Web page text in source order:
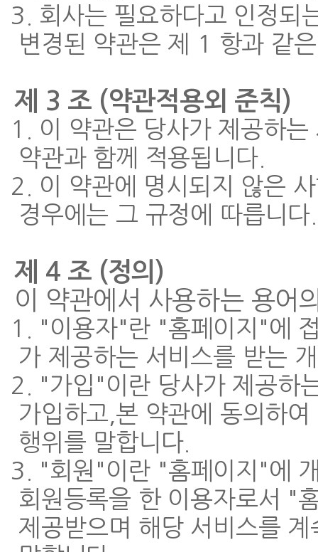
3. 회사는 필요하다고 인정되
변경된 약관은 제 1 항과 같
제 3 조 (약관적용외 준칙)
1. 이 약관은 당사가 제공하
약관과 함께 적용됩니다.
2. 이 약관에 명시되지 않은
경우에는 그 규정에 따릅니다.
제 4 조 (정의)
이 약관에서 사용하는 용어
1. "이용자"란 "홈페이지"에
가 제공하는 서비스를 받는
2. "가입"이란 당사가 제공하
가입하고,본 약관에 동의하
행위를 말합니다.
3. "회원"이란 "홈페이지"에
회원등록을 한 이용자로서 "
제공받으며 해당 서비스를